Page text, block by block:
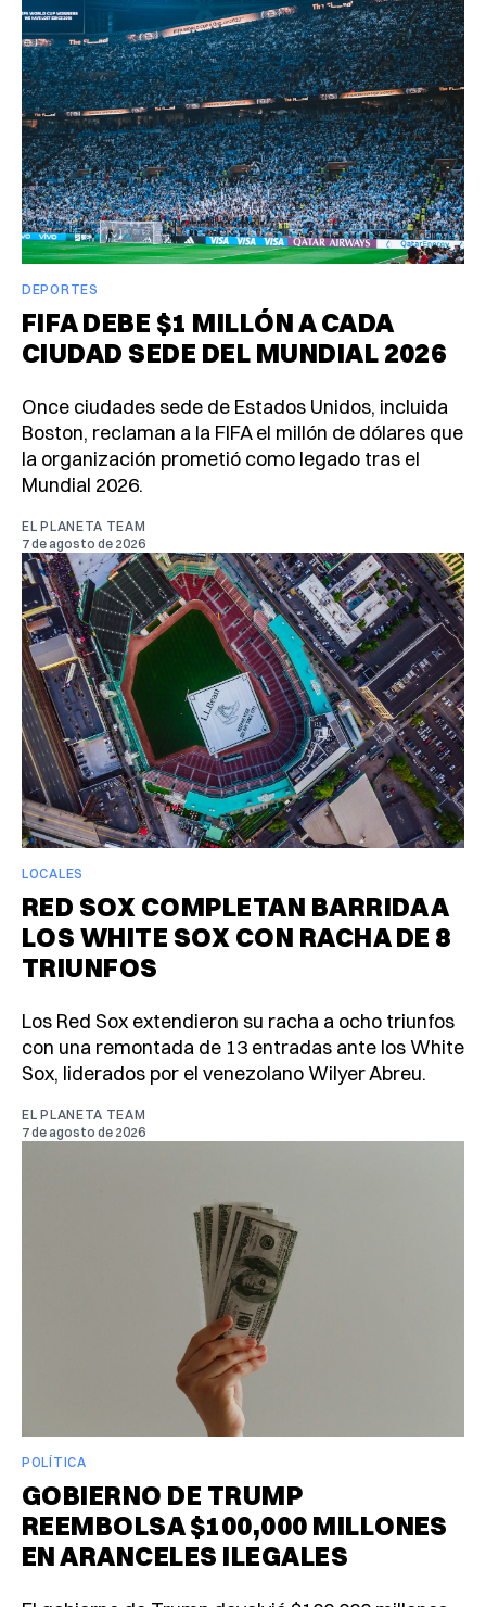
DEPORTES
FIFA DEBE $1 MILLÓN A CADA
CIUDAD SEDE DEL MUNDIAL 2026
Once ciudades sede de Estados Unidos, incluida
Boston, reclaman a la FIFA el millón de dólares que
la organización prometió como legado tras el
Mundial 2026.
EL PLANETA TEAM
7 de agosto de 2026
LOCALES
RED SOX COMPLETAN BARRIDA A
LOS WHITE SOX CON RACHA DE 8
TRIUNFOS
Los Red Sox extendieron su racha a ocho triunfos
con una remontada de 13 entradas ante los White
Sox, liderados por el venezolano Wilyer Abreu.
EL PLANETA TEAM
7 de agosto de 2026
POLÍTICA
GOBIERNO DE TRUMP
REEMBOLSA $100,000 MILLONES
EN ARANCELES ILEGALES